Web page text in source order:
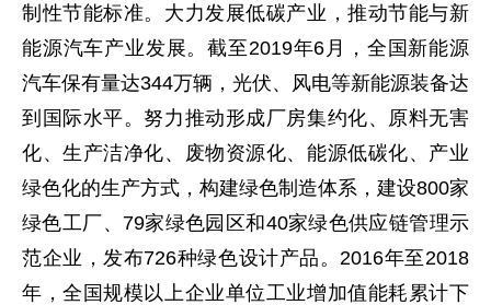
制性节能标准。大力发展低碳产业，推动节能与新
能源汽车产业发展。截至2019年6月，全国新能源
汽车保有量达344万辆，光伏、风电等新能源装备达
到国际水平。努力推动形成厂房集约化、原料无害
化、生产洁净化、废物资源化、能源低碳化、产业
绿色化的生产方式，构建绿色制造体系，建设800家
绿色工厂、79家绿色园区和40家绿色供应链管理示
范企业，发布726种绿色设计产品。2016年至2018
年，全国规模以上企业单位工业增加值能耗累计下